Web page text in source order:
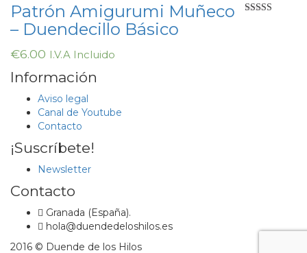
Patrón Amigurumi Muñeco
– Duendecillo Básico
€6.00 I.V.A Incluido
Información
Aviso legal
Canal de Youtube
Contacto
¡Suscríbete!
Newsletter
Contacto
Granada (España).
hola@duendedeloshilos.es
2016 © Duende de los Hilos